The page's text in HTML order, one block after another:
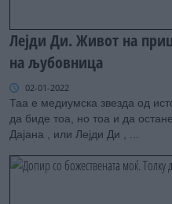
Лејди Ди. Живот на
на љубовница
02-01-2022
Таа е медиумска звезда од
да биде тоа, но тоа и да
Дајана , или Лејди Ди , ...